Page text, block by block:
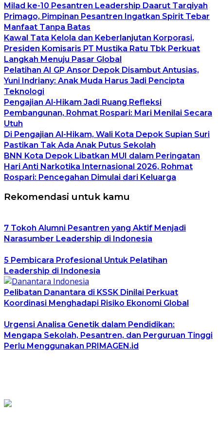
Milad ke-10 Pesantren Leadership Daarut Tarqiyah
Primago, Pimpinan Pesantren Ingatkan Spirit Tebar
Manfaat Tanpa Batas
Kawal Tata Kelola dan Keberlanjutan Korporasi,
Presiden Komisaris PT Mustika Ratu Tbk Perkuat
Langkah Menuju Pasar Global
Pelatihan AI GP Ansor Depok Disambut Antusias,
Yuni Indriany: Anak Muda Harus Jadi Pencipta
Teknologi
Pengajian Al-Hikam Jadi Ruang Refleksi
Pembangunan, Rohmat Rospari: Mari Menilai Secara
Utuh
Di Pengajian Al-Hikam, Wali Kota Depok Supian Suri
Pastikan Tak Ada Anak Putus Sekolah
BNN Kota Depok Libatkan MUI dalam Peringatan
Hari Anti Narkotika Internasional 2026, Rohmat
Rospari: Pencegahan Dimulai dari Keluarga
Rekomendasi untuk kamu
7 Tokoh Alumni Pesantren yang Aktif Menjadi
Narasumber Leadership di Indonesia
5 Pembicara Profesional Untuk Pelatihan
Leadership di Indonesia
Pelibatan Danantara di KSSK Dinilai Perkuat
Koordinasi Menghadapi Risiko Ekonomi Global
Urgensi Analisa Genetik dalam Pendidikan:
Mengapa Sekolah, Pesantren, dan Perguruan Tinggi
Perlu Menggunakan PRIMAGEN.id